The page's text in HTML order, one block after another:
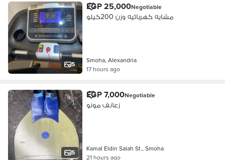
5
EGP 25,000Negotiable
مشايه كهربائيه وزن 200كيلو
Smoha, Alexandria
17 hours ago
5
EGP 7,000Negotiable
زعانف مونو
Kamal Eldin Salah St., Smoha
21 hours ago